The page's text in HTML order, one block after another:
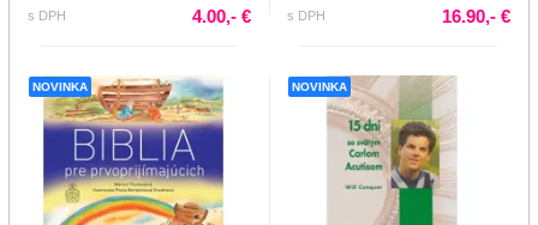
s DPH
4.00,- € s DPH 16.90,- €
NOVINKA NOVINKA